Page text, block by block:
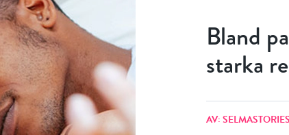
Bland
starka
AV: SELMASTORIES